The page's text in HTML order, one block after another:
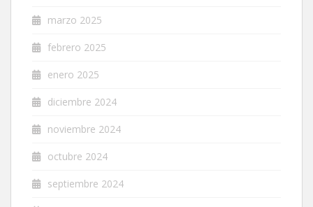
marzo 2025
febrero 2025
enero 2025
diciembre 2024
noviembre 2024
octubre 2024
septiembre 2024